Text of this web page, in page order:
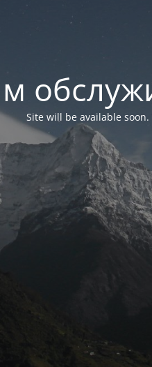
Site will be available